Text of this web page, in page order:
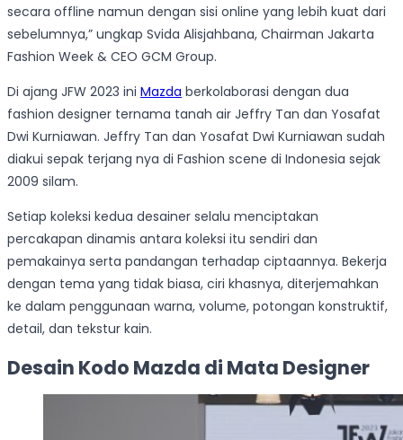
secara offline namun dengan sisi online yang lebih kuat dari
sebelumnya,” ungkap Svida Alisjahbana, Chairman Jakarta
Fashion Week & CEO GCM Group.
Di ajang JFW 2023 ini Mazda berkolaborasi dengan dua
fashion designer ternama tanah air Jeffry Tan dan Yosafat
Dwi Kurniawan. Jeffry Tan dan Yosafat Dwi Kurniawan sudah
diakui sepak terjang nya di Fashion scene di Indonesia sejak
2009 silam.
Setiap koleksi kedua desainer selalu menciptakan
percakapan dinamis antara koleksi itu sendiri dan
pemakainya serta pandangan terhadap ciptaannya. Bekerja
dengan tema yang tidak biasa, ciri khasnya, diterjemahkan
ke dalam penggunaan warna, volume, potongan konstruktif,
detail, dan tekstur kain.
Desain Kodo Mazda di Mata Designer